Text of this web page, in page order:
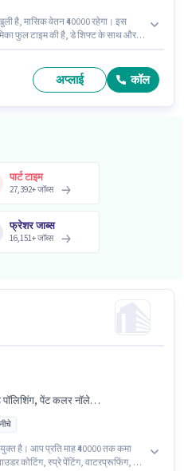
है, मासिक वेतन ₹40000 रहेगा। इस
फुल टाइम की है, डे शिफ्ट के साथ और 6
अप्लाई कॉल
पार्ट टाइम
27,392+जॉब्स
फ्रेशर जाब्स
16,151+जॉब्स
स्प्रे पेंटिंग, टेक्सचर पेंटिंग, पाउडर कोटिंग, प्लास्टरिंग, वाल पैनलिंग
है। आप प्रति माह ₹40000 तक कमा
कोटिंग, स्प्रे पेंटिंग, वाटरप्रूफिंग, पेंट